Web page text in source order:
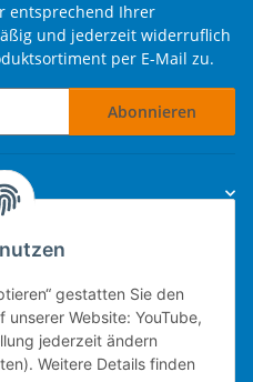
gestatten Sie den
Website: YouTube,
jederzeit ändern
Weitere Details finden
entsprechend Ihrer
und jederzeit widerruflich
per E-Mail zu.
Abonnieren